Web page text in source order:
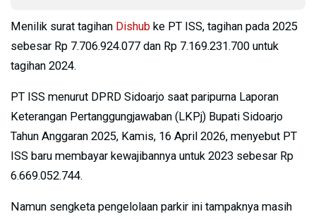
Menilik surat tagihan Dishub ke PT ISS, tagihan pada 2025
sebesar Rp 7.706.924.077 dan Rp 7.169.231.700 untuk
tagihan 2024.
PT ISS menurut DPRD Sidoarjo saat paripurna Laporan
Keterangan Pertanggungjawaban (LKPj) Bupati Sidoarjo
Tahun Anggaran 2025, Kamis, 16 April 2026, menyebut PT
ISS baru membayar kewajibannya untuk 2023 sebesar Rp
6.669.052.744.
Namun sengketa pengelolaan parkir ini tampaknya masih